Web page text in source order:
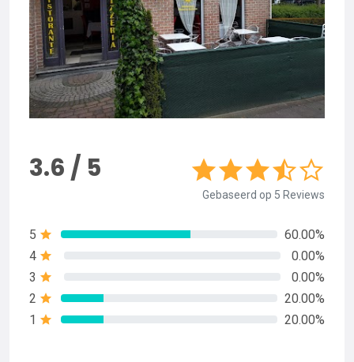
3.6 / 5
Gebaseerd op 5 Reviews
5
60.00%
4
0.00%
3
0.00%
2
20.00%
1
20.00%